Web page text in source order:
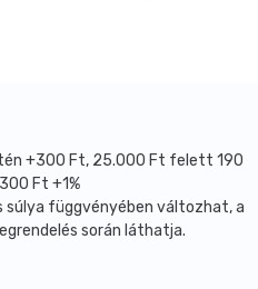
+300 Ft, 25.000 Ft felett 190
Ft +1%
súlya függvényében változhat, a
során láthatja.